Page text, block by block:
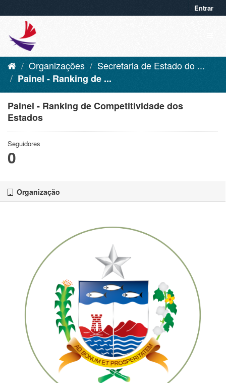
Entrar
Organizações
Secretaria de Estado do ...
Painel - Ranking de ...
Painel - Ranking de Competitividade dos
Estados
Seguidores
0
Organização